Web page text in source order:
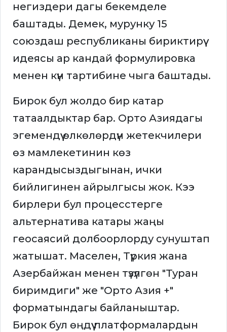
негиздери дагы бекемделе
баштады. Демек, мурунку 15
союздаш республиканы бириктирүү
идеясы ар кандай формулировка
менен күн тартибине чыга баштады.
Бирок бул жолдо бир катар
татаалдыктар бар. Орто Азиядагы
эгемендүү өлкөлөрдүн жетекчилери
өз мамлекетинин көз
карандысыздыгынан, ички
бийлигинен айрылгысы жок. Кээ
бирлери бул процесстерге
альтернатива катары жаңы
геосаясий долбоорлорду сунуштап
жатышат. Маселен, Түркия жана
Азербайжан менен түзүлгөн "Туран
биримдиги" же "Орто Азия +"
форматындагы байланыштар.
Бирок бул өңдүү платформалардын